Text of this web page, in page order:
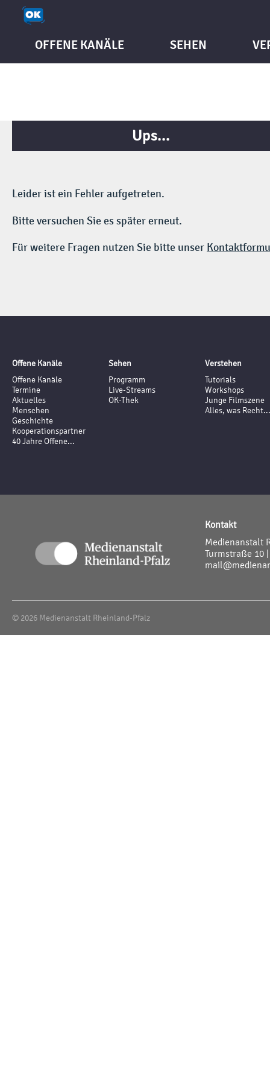
OFFENE KANÄLE SEHEN
Ups...
Leider ist ein Fehler aufgetreten.
Bitte versuchen Sie es später erneut.
Für weitere Fragen nutzen Sie bitte unser
Offene Kanäle
Offene Kanäle
Termine
Aktuelles
Menschen
Geschichte
Kooperationspartner
40 Jahre Offene...
Sehen
Programm
Live-Streams
OK-Thek
Verstehen
Tutorials
Workshops
Junge Filmszene
Alles, was Recht...
Kontakt
Medienanstalt
Turmstraße 10
© 2026 Medienanstalt Rheinland-Pfalz